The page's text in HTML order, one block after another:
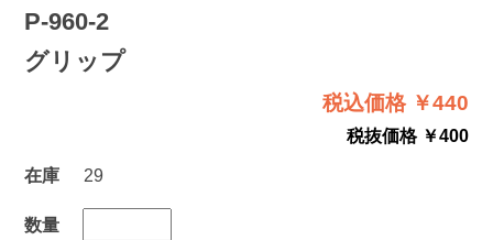
P-960-2
グリップ
税込価格 ￥440
税抜価格 ￥400
在庫
29
数量